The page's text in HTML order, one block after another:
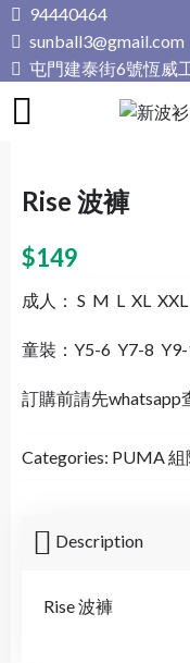
Skip
to
content
94440464
sunball3@gmail.com
屯門建泰街6號恆威
Rise 波褲
$149
成人： S M L XL XXL
童裝：Y5-6 Y7-8
訂購前請先whatsapp
Categories: PUMA 組
Description
Rise 波褲